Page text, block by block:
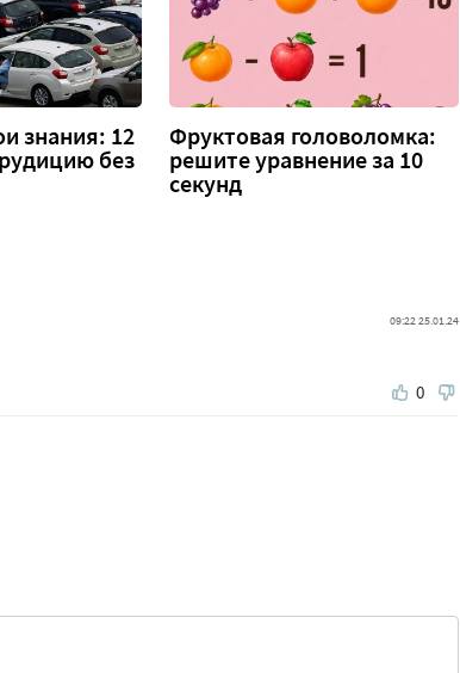
знания: 12
без
Фруктовая головоломка:
решите уравнение за 10
секунд
09:22 25.01.24
0